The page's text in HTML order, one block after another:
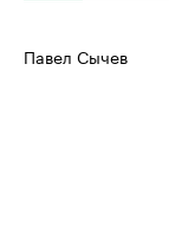
Павел Сычев